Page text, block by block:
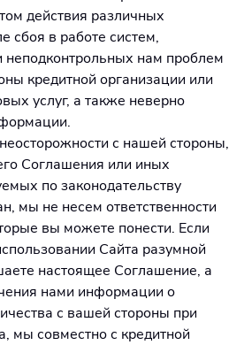
действия различных
сбоя в работе систем,
нам проблем
кредитной организации или
услуг, а также неверно
с нашей стороны,
Соглашения или иных
по законодательству
мы не несем ответственности
вы можете понести. Если
Сайта разумной
настоящее Соглашение, а
нами информации о
с вашей стороны при
мы совместно с кредитной